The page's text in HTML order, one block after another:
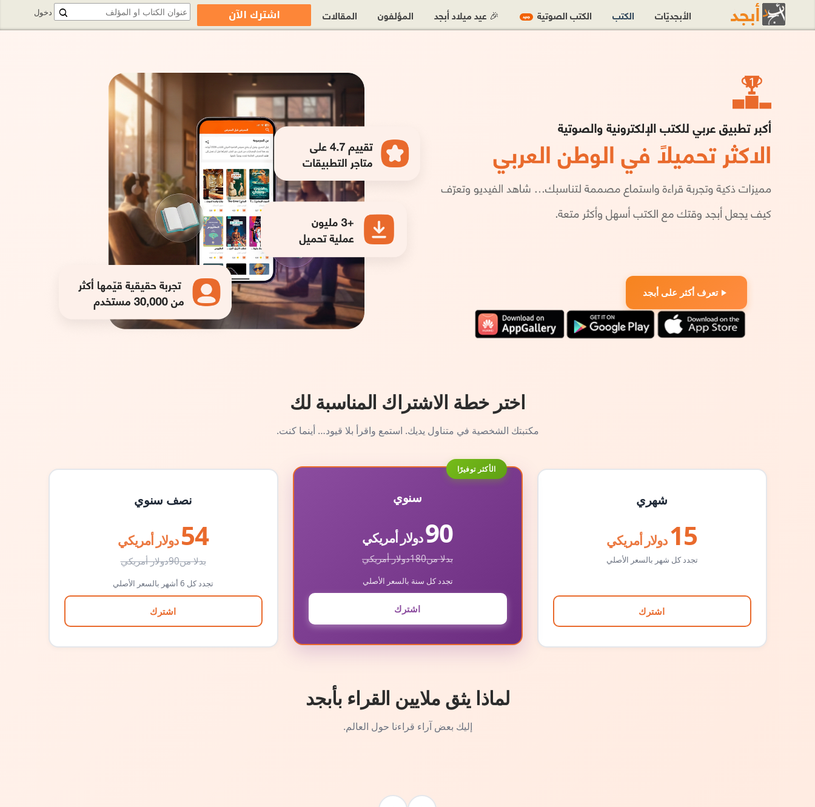
تعرف أكثر على أبجد
اختر خطة الاشتراك المناسبة لك
مكتبتك الشخصية في متناول يديك. استمع واقرأ بلا قيود… أينما كنت.
شهري
15 دولار أمريكي
تجدد كل شهر بالسعر الأصلي
اشترك
الأكثر توفيرًا
سنوي
90دولار أمريكي
بدلا من180دولار أمريكي
تجدد كل سنة بالسعر الأصلي
اشترك
نصف سنوي
54 دولار أمريكي
بدلا من90دولار أمريكي
تجدد كل 6 أشهر بالسعر الأصلي
اشترك
لماذا يثق ملايين القراء بأبجد
إليك بعض آراء قراءنا حول العالم.
دخول الأبجديّات الكتب الكتب الصوتية جديد 🎉 عيد ميلاد أبجد المؤلفون المقالات اشترك الآن